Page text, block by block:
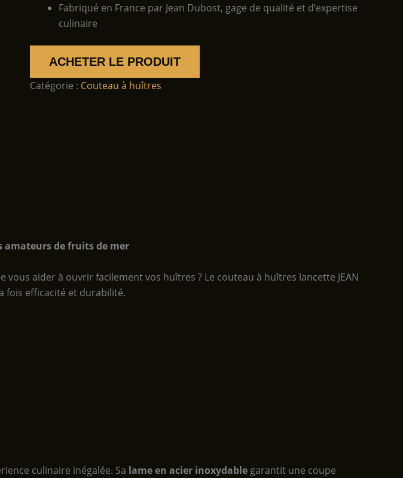
Fabriqué en France par Jean Dubost, gage de qualité et d’expertise
culinaire
ACHETER LE PRODUIT
Catégorie : Couteau à huîtres
amateurs de fruits de mer
aider à ouvrir facilement vos huîtres ? Le couteau à huîtres lancette JEAN
fois efficacité et durabilité.
culinaire inégalée. Sa lame en acier inoxydable garantit une coupe